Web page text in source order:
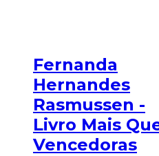
Fernanda
Hernandes
Rasmussen -
Livro Mais
Vencedoras